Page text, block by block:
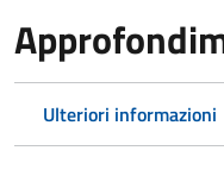
Ulteriori informazioni